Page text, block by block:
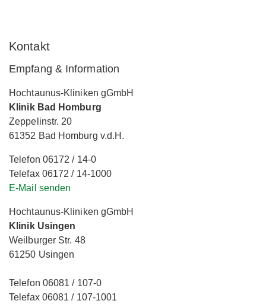
Kontakt
Empfang & Information
Hochtaunus-Kliniken gGmbH
Klinik Bad Homburg
Zeppelinstr. 20
61352 Bad Homburg v.d.H.
Telefon 06172 / 14-0
Telefax 06172 / 14-1000
E-Mail senden
Hochtaunus-Kliniken gGmbH
Klinik Usingen
Weilburger Str. 48
61250 Usingen
Telefon 06081 / 107-0
Telefax 06081 / 107-1001